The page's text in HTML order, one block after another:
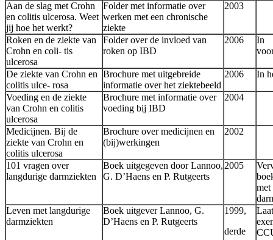
Aan de slag met Crohn
en colitis ulce­rosa. Weet
jij hoe het werkt?
Folder met informatie over
werken met een chronische
ziekte
2003
Roken en de ziekte van
Crohn en coli- tis
ulcerosa
Folder over de invloed van
roken op IBD
2006
In
De ziekte van Crohn en
colitis ulce- rosa
Brochure met uitgebreide
informatie over het ziektebeeld
2006 In
Voeding en de ziekte
van Crohn en colitis
ulcerosa
Brochure met informatie over
voeding bij IBD
2004
Medicijnen. Bij de
ziekte van Crohn en
colitis ulcerosa
Brochure over medicijnen en
(bij)werkingen
2002
101 vragen over
langdurige darm­ziekten
Boek uitgegeven door Lannoo,
G. D’Haens en P. Rutgeerts
2005
met
Leven met langdurige
darmziekten
Boek uitgever Lannoo, G.
D’Haens en P. Rutgeerts
1999,
derde